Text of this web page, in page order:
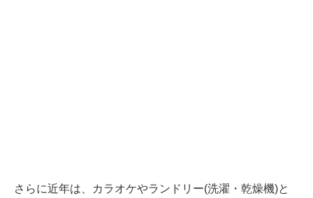
さらに近年は、カラオケやランドリー(洗濯・乾燥機)と